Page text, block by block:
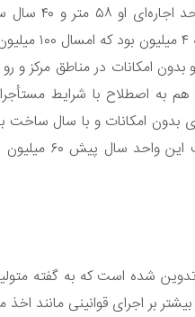
مستأجری که برای تمدید
به اصطلاح با شرایط
تدوین شده است که به گفته
بر اجرای قوانینی مانند اخذ